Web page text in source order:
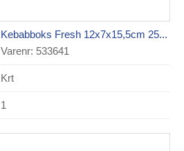
Kebabboks Fresh 12x7x15,5cm 25...
Varenr: 533641
Krt
1